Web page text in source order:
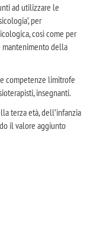
ad utilizzare le
per
così come per
mantenimento della
competenze limitrofe
insegnanti.
terza età, dell’infanzia
il valore aggiunto